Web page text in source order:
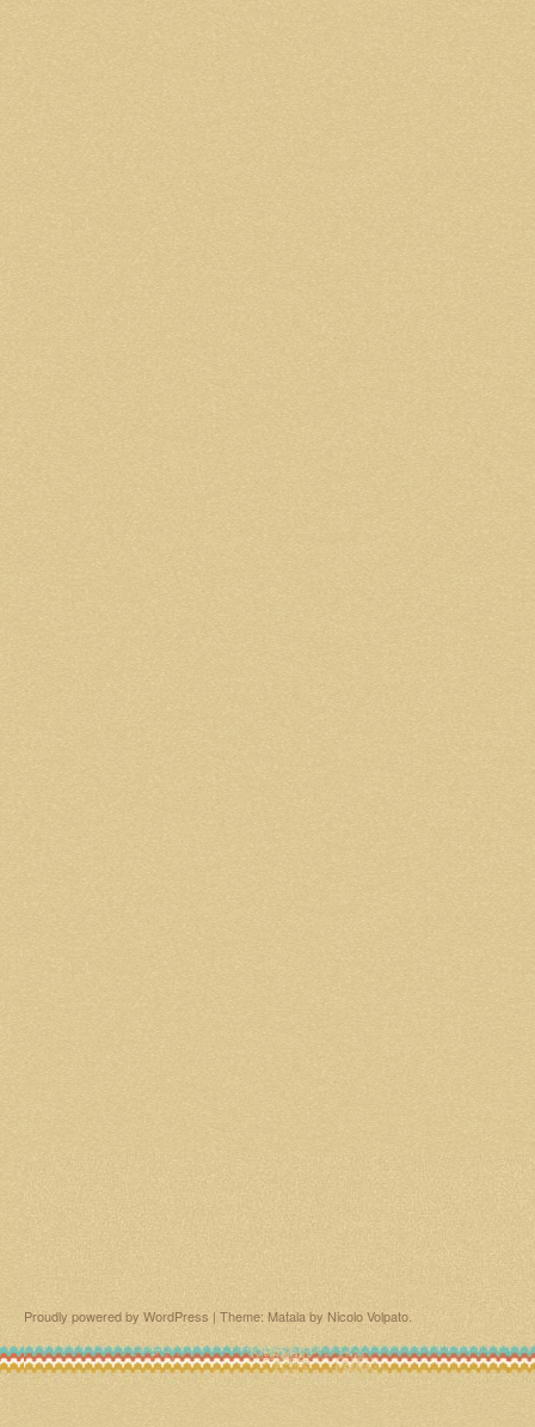
Proudly powered by WordPress | Theme: Matala by Nicolo Volpato